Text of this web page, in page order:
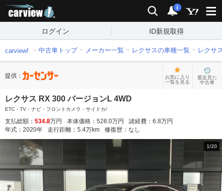
検索 通知
i
ログイン ID新規取得
carview! 中古車トップ メーカー一覧 レクサスの車種一覧 レクサ
提供：
お気に入り
一覧を見る
最近見た
中古車
レクサス RX 300 バージョンL 4WD
ETC・TV・ナビ・フロントカメラ・サイドカ/
支払総額： 534.8万円 本体価格： 528.0万円 諸経費： 6.8万円
年式： 2020年 走行距離： 5.4万km 修復歴： なし
1/20